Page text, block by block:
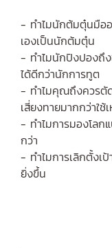
- ทำไมนักต้มตุ๋นมือ
เองเป็นนักต้มตุ๋น
- ทำไมนักปิงปองถึง
ได้ดีกว่านักการทูต
- ทำไมคุณถึงควรตัด
เสี่ยงทายมากกว่าใช้
- ทำไมการมองโลก
กว่า
- ทำไมการเลิกตั้งเ
ยิ่งขึ้น